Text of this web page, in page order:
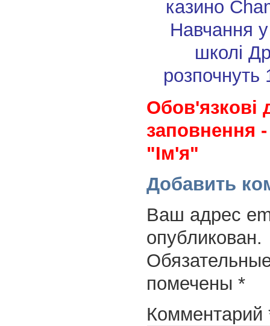
казино
Навчання у
школі
розпочнуть
Обов'язкові
заповнення
"Ім'я"
Добавить
Ваш адрес
опубликован.
помечены *
Комментарий